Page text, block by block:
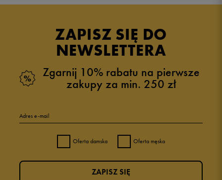
ZAPISZ SIĘ DO
NEWSLETTERA
Zgarnij 10% rabatu na pierwsze
zakupy za min. 250 zł
Adres e-mail
Oferta damska Oferta męska
ZAPISZ SIĘ